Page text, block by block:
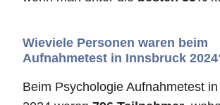
Wieviele Personen waren beim
Aufnahmetest in Innsbruck
Beim Psychologie Aufnahmetest